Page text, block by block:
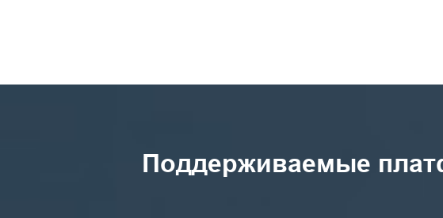
Поддерживаемые